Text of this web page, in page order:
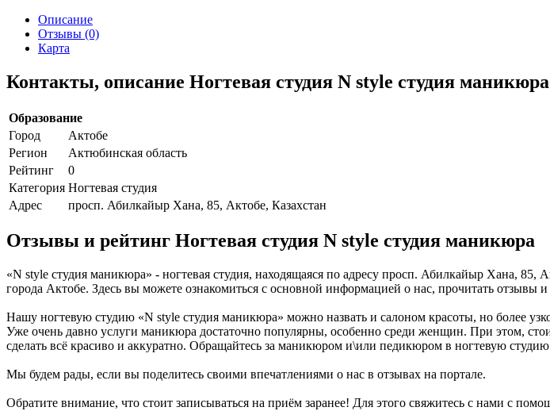
Описание
Отзывы (0)
Карта
Контакты, описание Ногтевая студия N style студия маникюра
Образование
Город
Актобе
Регион
Актюбинская область
Рейтинг
0
Категория Ногтевая студия
Адрес
просп. Абилкайыр Хана, 85, Актобе, Казахстан
Отзывы и рейтинг Ногтевая студия N style студия маникюра
«N style студия маникюра» - ногтевая студия, находящаяся по адресу просп. Абилкайыр Хана,
города Актобе. Здесь вы можете ознакомиться с основной информацией о нас, прочитать отзывы
Нашу ногтевую студию «N style студия маникюра» можно назвать и салоном красоты, но более
Уже очень давно услуги маникюра достаточно популярны, особенно среди женщин. При этом,
сделать всё красиво и аккуратно. Обращайтесь за маникюром и\или педикюром в ногтевую
Мы будем рады, если вы поделитесь своими впечатлениями о нас в отзывах на портале.
Обратите внимание, что стоит записываться на приём заранее! Для этого свяжитесь с нами с